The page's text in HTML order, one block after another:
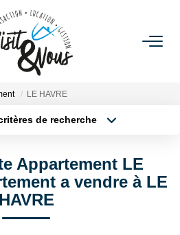
ACHETER
LOCATIVE
LE HAVRE
de recherche
Budget max
Appartement LE
a vendre à LE
HAVRE